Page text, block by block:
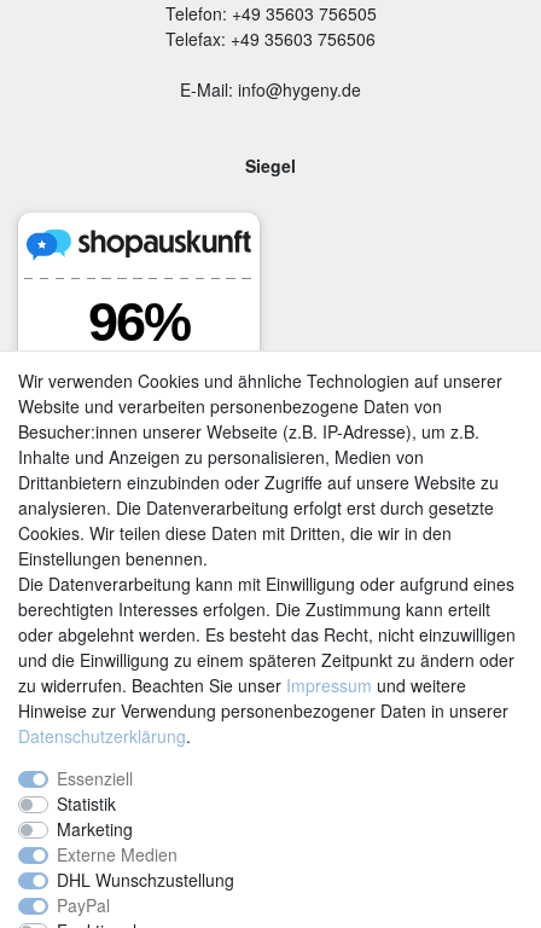
Telefon: +49 35603 756505
Telefax: +49 35603 756506
E-Mail: info@hygeny.de
Siegel
Vertrag widerrufen
Wir verwenden Cookies und ähnliche Technologien auf unserer
Website und verarbeiten personenbezogene Daten von
Besucher:innen unserer Webseite (z.B. IP-Adresse), um z.B.
Inhalte und Anzeigen zu personalisieren, Medien von
Drittanbietern einzubinden oder Zugriffe auf unsere Website zu
analysieren. Die Datenverarbeitung erfolgt erst durch gesetzte
Cookies. Wir teilen diese Daten mit Dritten, die wir in den
Einstellungen benennen.
Die Datenverarbeitung kann mit Einwilligung oder aufgrund eines
berechtigten Interesses erfolgen. Die Zustimmung kann erteilt
oder abgelehnt werden. Es besteht das Recht, nicht einzuwilligen
und die Einwilligung zu einem späteren Zeitpunkt zu ändern oder
zu widerrufen. Beachten Sie unser Impressum und weitere
Hinweise zur Verwendung personenbezogener Daten in unserer
Daten­schutz­erklärung.
Essenziell
Statistik
Marketing
Externe Medien
DHL Wunschzustellung
PayPal